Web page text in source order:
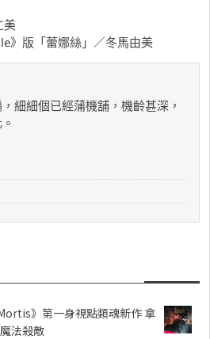
美
》版「蕾娜絲」／冬馬由美
細細個已經蒲機舖，機齡甚深，
》第一身視點類魂新作 拿
法殺敵